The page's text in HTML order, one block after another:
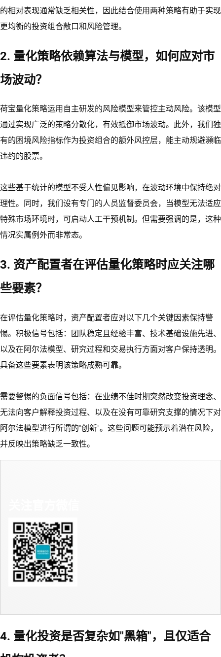
的相对表现通常缺乏相关性，因此结合使用两种策略有助于实现
更均衡的投资组合敞口和风险管理。
2. 量化策略依赖算法与模型，如何应对市
场波动？
荷宝量化策略运用自主研发的风险模型来管控主动风险。该模型
通过实现广泛的策略分散化，有效抵御市场波动。此外，我们独
有的困境风险指标作为投资组合的额外风控层，能主动规避濒临
违约的股票。
这些基于统计的模型不受人性偏见影响，在波动环境中保持绝对
理性。同时，我们设有专门的人员监督委员会，当模型无法适应
特殊市场环境时，可启动人工干预机制。但需要强调的是，这种
情况实属例外而非常态。
3. 资产配置者在评估量化策略时应关注哪
些要素？
在评估量化策略时，资产配置者应对以下几个关键因素保持警
惕。积极信号包括：团队稳定且经验丰富、技术基础设施先进、
以及在阿尔法模型、研究过程和交易执行方面对客户保持透明。
具备这些要素表明该策略成熟可靠。
需要警惕的负面信号包括：在业绩不佳时期突然改变投资理念、
无法向客户解释投资过程、以及在没有可靠研究支撑的情况下对
阿尔法模型进行所谓的"创新"。这些问题可能预示着潜在风险，
并反映出策略缺乏一致性。
4. 量化投资是否复杂如"黑箱"，且仅适合